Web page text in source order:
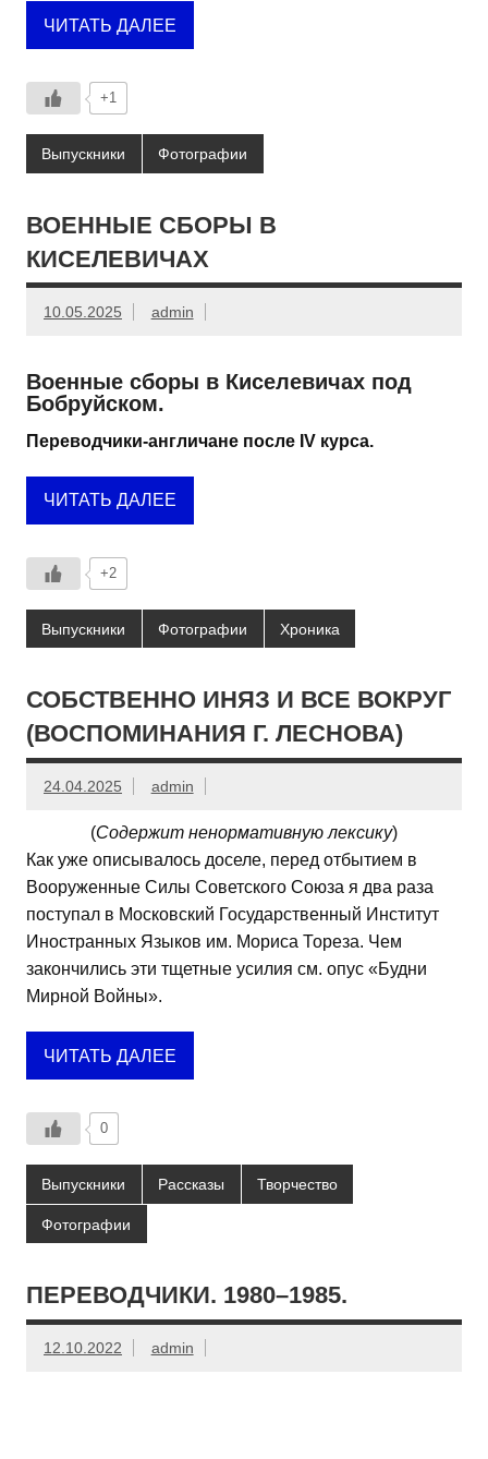
ЧИТАТЬ ДАЛЕЕ
+1
Выпускники Фотографии
ВОЕННЫЕ СБОРЫ В
КИСЕЛЕВИЧАХ
10.05.2025 admin
Военные сборы в Киселевичах под
Бобруйском.
Переводчики-англичане после IV курса.
ЧИТАТЬ ДАЛЕЕ
+2
Выпускники Фотографии Хроника
СОБСТВЕННО ИНЯЗ И ВСЕ ВОКРУГ
(ВОСПОМИНАНИЯ Г. ЛЕСНОВА)
24.04.2025 admin
(Содержит ненормативную лексику)
Как уже описывалось доселе, перед отбытием в
Вооруженные Силы Советского Союза я два раза
поступал в Московский Государственный Институт
Иностранных Языков им. Мориса Тореза. Чем
закончились эти тщетные усилия см. опус «Будни
Мирной Войны».
ЧИТАТЬ ДАЛЕЕ
0
Выпускники Рассказы Творчество
Фотографии
ПЕРЕВОДЧИКИ. 1980–1985.
12.10.2022 admin